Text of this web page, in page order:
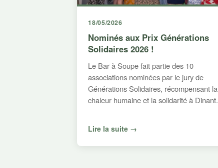
18/05/2026
Nominés aux Prix Générations
Solidaires 2026 !
Le Bar à Soupe fait partie des 10
associations nominées par le jury de
Générations Solidaires, récompensant la
chaleur humaine et la solidarité à Dinant.
Lire la suite →